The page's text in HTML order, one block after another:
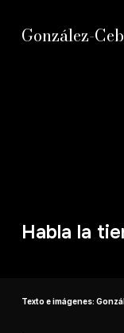
González-
Habla la
Texto e imágenes: